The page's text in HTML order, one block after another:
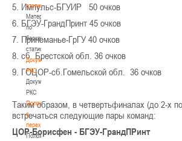
статистике
Материалы
по
баскетбольной
статистике
Документы
РКС
Документы
РКС
Положение
о
переходах
Положение
5. Импульс-БГУИР 50 очков
6. БГЭУ-ГрандПринт 45 очков
7. Принеманье-ГрГУ 40 очков
8. сб. Брестской обл. 36 очков
9. ГОЦОР-сб.Гомельской обл. 36 очков
Таким образом, в четвертьфиналах (до 2-х
встречаться следующие пары команд:
ЦОР-Борисфен - БГЭУ-ГрандПРинт